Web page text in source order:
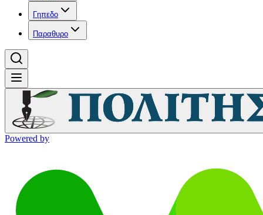
Γηπεδο
Παραθυρο
Powered by